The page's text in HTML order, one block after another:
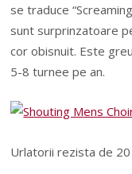
se traduce
sunt surprinzatoare
cor obisnuit. Este
5-8 turnee pe an.
Urlatorii rezista de 20